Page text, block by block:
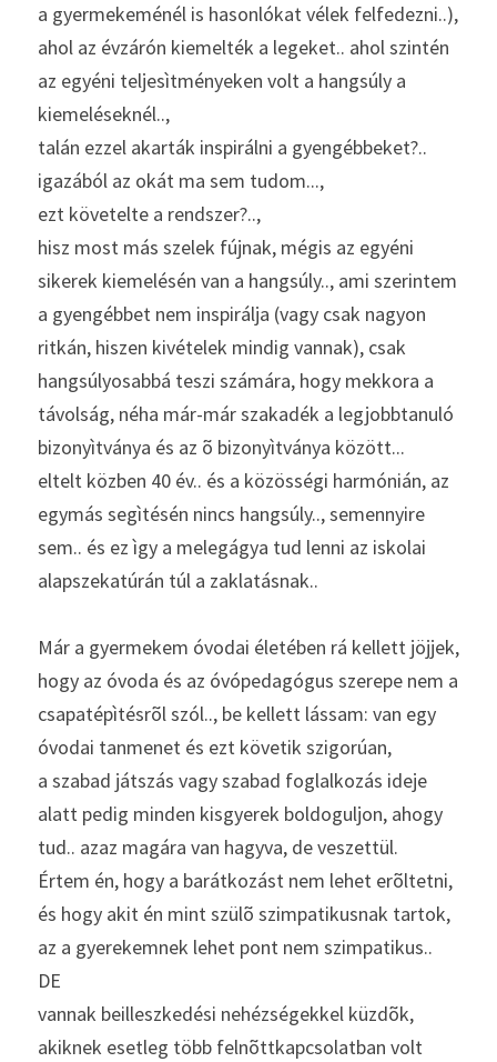
a gyermekeménél is hasonlókat vélek felfedezni..),
ahol az évzárón kiemelték a legeket.. ahol szintén
az egyéni teljesìtményeken volt a hangsúly a
kiemeléseknél..,
talán ezzel akarták inspirálni a gyengébbeket?..
igazából az okát ma sem tudom...,
ezt követelte a rendszer?..,
hisz most más szelek fújnak, mégis az egyéni
sikerek kiemelésén van a hangsúly.., ami szerintem
a gyengébbet nem inspirálja (vagy csak nagyon
ritkán, hiszen kivételek mindig vannak), csak
hangsúlyosabbá teszi számára, hogy mekkora a
távolság, néha már-már szakadék a legjobbtanuló
bizonyìtványa és az õ bizonyìtványa között...
eltelt közben 40 év.. és a közösségi harmónián, az
egymás segìtésén nincs hangsúly.., semennyire
sem.. és ez ìgy a melegágya tud lenni az iskolai
alapszekatúrán túl a zaklatásnak..
Már a gyermekem óvodai életében rá kellett jöjjek,
hogy az óvoda és az óvópedagógus szerepe nem a
csapatépìtésrõl szól.., be kellett lássam: van egy
óvodai tanmenet és ezt követik szigorúan,
a szabad játszás vagy szabad foglalkozás ideje
alatt pedig minden kisgyerek boldoguljon, ahogy
tud.. azaz magára van hagyva, de veszettül.
Értem én, hogy a barátkozást nem lehet erõltetni,
és hogy akit én mint szülõ szimpatikusnak tartok,
az a gyerekemnek lehet pont nem szimpatikus..
DE
vannak beilleszkedési nehézségekkel küzdõk,
akiknek esetleg több felnõttkapcsolatban volt